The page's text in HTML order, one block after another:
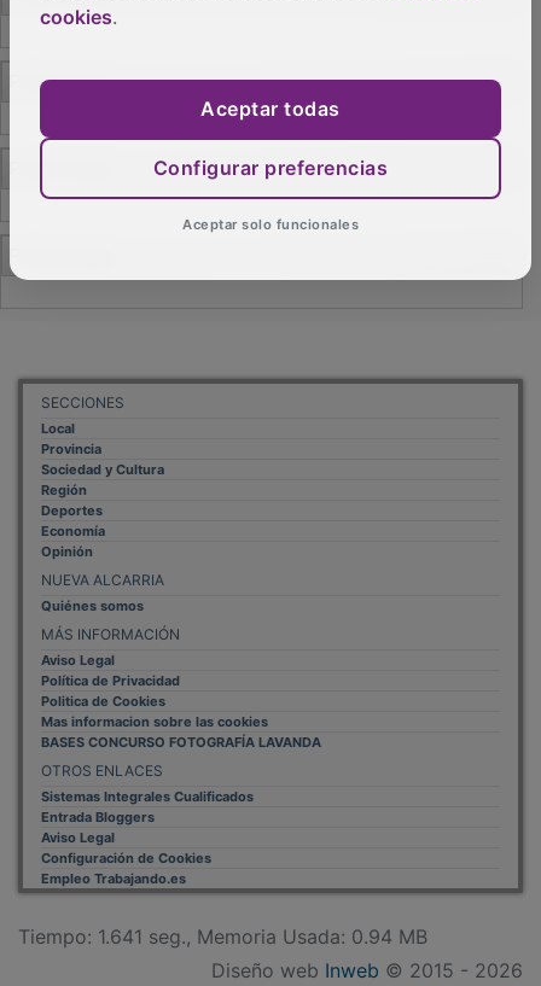
PUBLICIDAD
PUBLICIDAD
cookies.
Aceptar todas
Configurar preferencias
Aceptar solo funcionales